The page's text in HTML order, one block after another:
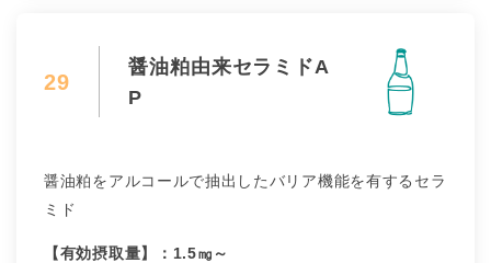
29
醤油粕由来セラミドA
P
醤油粕をアルコールで抽出したバリア機能を有するセラ
ミド
【有効摂取量】：1.5㎎～